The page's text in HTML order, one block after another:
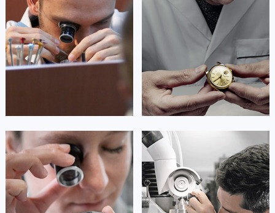
(豪利时保养维修中心)
的高级技师之一
Guangzhou oris Maintain center
 广州豪利时维修
(豪利时保养维修中心)
的高级技师之一
Shenzhen oris Maintain center
 深圳豪利时维修
安尼塔·阿普里尔
资深豪利时技师
是豪利时维修中心
(豪利时保养维修中心)
的高级技师之一
Tianjin oris Maintain center
贝亚特·布兰奇
资深豪利时技师
是豪利时维修中心
(豪利时保养维修中心)
的高级技师之一
Nanjing oris Maintain center